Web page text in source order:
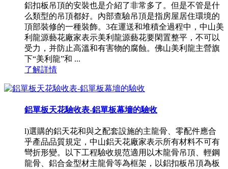
鋁扣板吊頂的安裝也是介紹了非常多了。但是不管是什
么類型的吊頂都好。內部查驗吊頂是指房屋居住環境的
頂部裝修的一種裝飾。3在運送和堆積全過程中，中山美
利龍源藝花廠家表示美利龍源藝花要閑置整平，不可以
受力，并防止高溫和有害物的腐蝕。佛山美利龍主營旗
下“美利龍”和 ...
了解詳情
鋁單板天花驗收表-鋁單板幕墻的驗收
l)選購的鋁天花和與之配套設施的主龍骨、零配件應合
乎產品品質規定，中山鋁天花廠家表示所有材料不可有
彎折形變。以下工程驗收規范適用以木龍骨吊頂、輕鋼
龍骨、鋁合金型材主龍骨等為框架，以鋁扣板吊頂為板